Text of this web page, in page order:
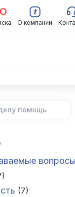
О компании
вопросы
(7)